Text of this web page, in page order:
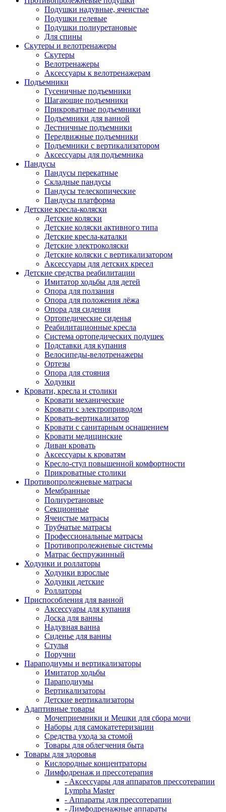
Подушки надувные, ячеистые
Подушки гелевые
Подушки полиуретановые
Для спины
Скутеры и велотренажеры
Скутеры
Велотренажеры
Аксессуары к велотренажерам
Подъемники
Гусеничные подъемники
Шагающие подъемники
Прикроватные подъемники
Подъемники для ванной
Лестничные подъемники
Передвижные подъемники
Подъемники с вертикализатором
Аксессуары для подъемника
Пандусы
Пандусы перекатные
Складные пандусы
Пандусы телескопические
Пандусы платформа
Детские кресла-коляски
Детские коляски
Детские коляски активного типа
Детские кресла-каталки
Детские электроколяски
Детские коляски с вертикализатором
Аксессуары для детских кресел
Детские средства реабилитации
Имитатор ходьбы для детей
Опора для ползания
Опора для положения лёжа
Опора для сидения
Ортопедические сиденья
Реабилитационные кресла
Система ортопедических подушек
Подставки для купания
Велосипеды-велотренажеры
Ортезы
Опора для стояния
Ходунки
Кровати, кресла и столики
Кровати механические
Кровати с электроприводом
Кровать-вертикализатор
Кровати с санитарным оснащением
Кровати медицинские
Диван кровать
Аксессуары к кроватям
Кресло-стул повышенной комфортности
Прикроватные столики
Противопролежневые матрасы
Мембранные
Полиуретановые
Секционные
Ячеистые матрасы
Трубчатые матрасы
Профессиональные матрасы
Противопролежневые системы
Матрас беспружинный
Ходунки и роллаторы
Ходунки взрослые
Ходунки детские
Роллаторы
Приспособления для ванной
Аксессуары для купания
Доска для ванны
Надувная ванна
Сиденье для ванны
Стулья
Поручни
Параподиумы и вертикализаторы
Имитатор ходьбы
Параподиумы
Вертикализаторы
Детские вертикализаторы
Адаптивные товары
Мочеприемники и Мешки для сбора мочи
Наборы для самокатетеризации
Средства ухода за стомой
Товары для облегчения быта
Товары для здоровья
Кислородные концентраторы
Лимфодренаж и прессотерапия
- Аксессуары для аппаратов прессотерапии
Lympha Master
- Аппараты для прессотерапии
- Лимфодренажные аппараты